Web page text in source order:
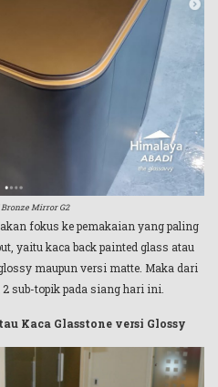
Mirror G2
fokus ke pemakaian yang paling
yaitu kaca back painted glass atau
maupun versi matte. Maka dari
sub-topik pada siang hari ini.
Kaca Glasstone versi Glossy